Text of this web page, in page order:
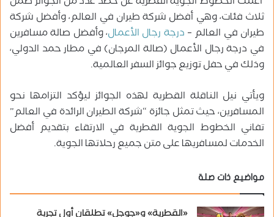
و
ن
ي
ا
ثلاث فئات، وهي أفضل شركة طيران في العالم، وأفضل شركة
طيران في العالم – درجة رجال الأعمال، وأفضل صالة مسافرين
في درجة رجال الأعمال (صالة المرجان) في مطار حمد الدولي،
وذلك في حفل توزيع جوائز السفر العالمية.
ويأتي نيل الناقلة القطرية لهذه الجوائز ليؤكد التزامها نحو
المسافرين، حيث تمثل جائزة “شركة الطيران الرائدة في العالم”
تفاني الخطوط الجوية القطرية في الارتقاء بتقديم أفضل
الخدمات لمسافريها على متن جميع رحلاتها الجوية.
مواضيع ذات صلة